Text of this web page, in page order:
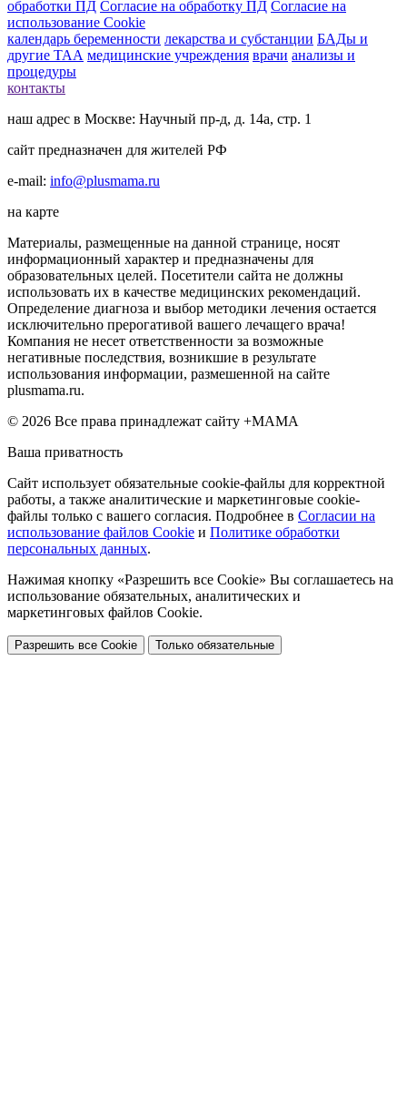
обработки ПД Согласие на обработку ПД Согласие на
использование Cookie
календарь беременности лекарства и субстанции БАДы и
другие ТАА медицинские учреждения врачи анализы и
процедуры
контакты
наш адрес в Москве: Научный пр-д, д. 14а, стр. 1
сайт предназначен для жителей РФ
e-mail: info@plusmama.ru
на карте
Материалы, размещенные на данной странице, носят
информационный характер и предназначены для
образовательных целей. Посетители сайта не должны
использовать их в качестве медицинских рекомендаций.
Определение диагноза и выбор методики лечения остается
исключительно прерогативой вашего лечащего врача!
Компания не несет ответственности за возможные
негативные последствия, возникшие в результате
использования информации, размешенной на сайте
plusmama.ru.
© 2026 Все права принадлежат сайту +МАМА
Ваша приватность
Сайт использует обязательные cookie-файлы для корректной
работы, а также аналитические и маркетинговые cookie-
файлы только с вашего согласия. Подробнее в Согласии на
использование файлов Cookie и Политике обработки
персональных данных.
Нажимая кнопку «Разрешить все Cookie» Вы соглашаетесь на
использование обязательных, аналитических и
маркетинговых файлов Cookie.
Разрешить все Cookie Только обязательные